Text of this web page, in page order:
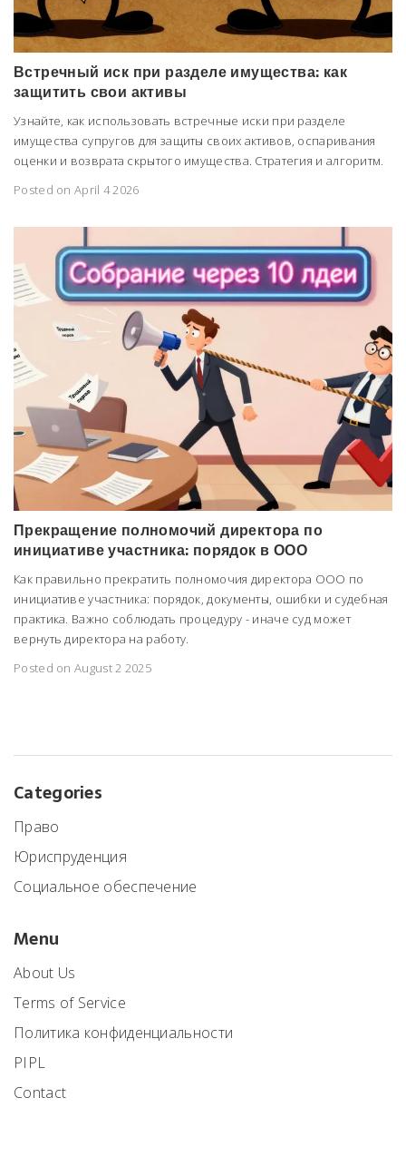
Встречный иск при разделе имущества: как
защитить свои активы
Узнайте, как использовать встречные иски при разделе
имущества супругов для защиты своих активов, оспаривания
оценки и возврата скрытого имущества. Стратегия и алгоритм.
Posted on April 4 2026
Прекращение полномочий директора по
инициативе участника: порядок в ООО
Как правильно прекратить полномочия директора ООО по
инициативе участника: порядок, документы, ошибки и судебная
практика. Важно соблюдать процедуру - иначе суд может
вернуть директора на работу.
Posted on August 2 2025
Categories
Право
Юриспруденция
Социальное обеспечение
Menu
About Us
Terms of Service
Политика конфиденциальности
PIPL
Contact